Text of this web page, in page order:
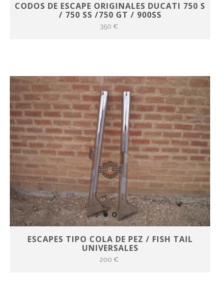
CODOS DE ESCAPE ORIGINALES DUCATI 750 S
/ 750 SS /750 GT / 900SS
350 €
ESCAPES TIPO COLA DE PEZ / FISH TAIL
UNIVERSALES
200 €